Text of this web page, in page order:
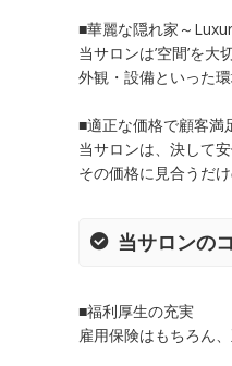
■華麗な隠れ家～
当サロンは’空間’を大
外観・設備といった
■適正な価格で顧客満
当サロンは、決して
その価格に見合うだ
当サロンの
■福利厚生の充実
雇用保険はもちろん